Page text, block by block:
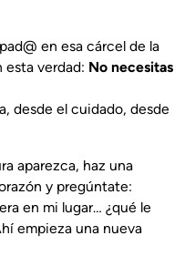
en esa cárcel de la
verdad: No necesitas
desde el cuidado, desde
aparezca, haz una
y pregúntate:
en mi lugar… ¿qué le
empieza una nueva